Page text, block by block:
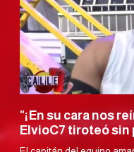
"¡En su cara nos
ElvioC7 tiroteó sin